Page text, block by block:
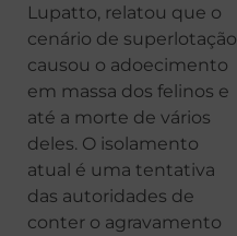
Lupatto, relatou que o
cenário de superlotação
causou o adoecimento
em massa dos felinos e
até a morte de vários
deles. O isolamento
atual é uma tentativa
das autoridades de
conter o agravamento